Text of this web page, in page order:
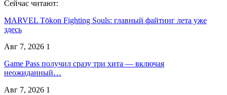
Сейчас читают:
MARVEL Tōkon Fighting Souls: главный файтинг лета уже
здесь
Авг 7, 2026 1
Game Pass получил сразу три хита — включая
неожиданный…
Авг 7, 2026 1